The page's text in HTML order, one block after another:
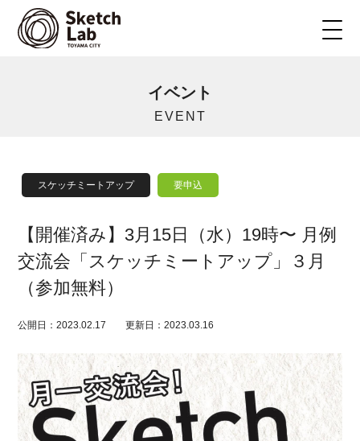
イベント
EVENT
【開催済み】3月15日（水）19時〜 月例
交流会「スケッチミートアップ」３月
（参加無料）
公開日：2023.02.17 更新日：2023.03.16
スケッチミートアップ 要申込